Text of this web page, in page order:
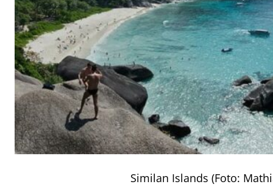
Similan Islands (Foto: